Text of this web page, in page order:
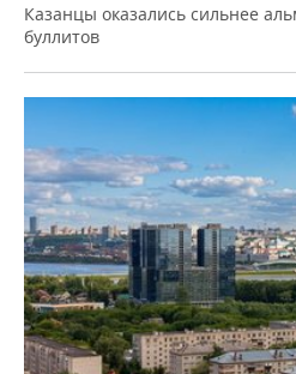
Казанцы оказались сильнее
буллитов